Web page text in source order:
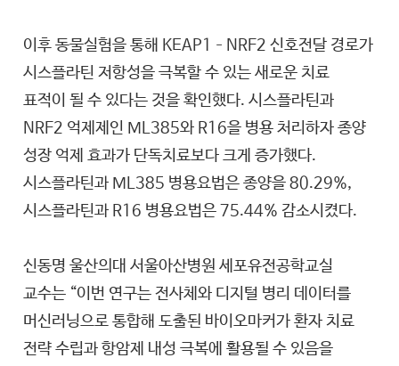
이후 동물실험을 통해 KEAP1–NRF2 신호전달 경로가
시스플라틴 저항성을 극복할 수 있는 새로운 치료
표적이 될 수 있다는 것을 확인했다. 시스플라틴과
NRF2 억제제인 ML385와 R16을 병용 처리하자 종양
성장 억제 효과가 단독치료보다 크게 증가했다.
시스플라틴과 ML385 병용요법은 종양을 80.29%,
시스플라틴과 R16 병용요법은 75.44% 감소시켰다.
신동명 울산의대 서울아산병원 세포유전공학교실
교수는 “이번 연구는 전사체와 디지털 병리 데이터를
머신러닝으로 통합해 도출된 바이오마커가 환자 치료
전략 수립과 항암제 내성 극복에 활용될 수 있음을